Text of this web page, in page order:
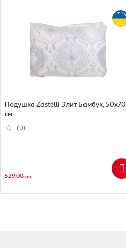
Подушка Zastelli Элит Бамбук, 50х70
см
(0)
529,00грн